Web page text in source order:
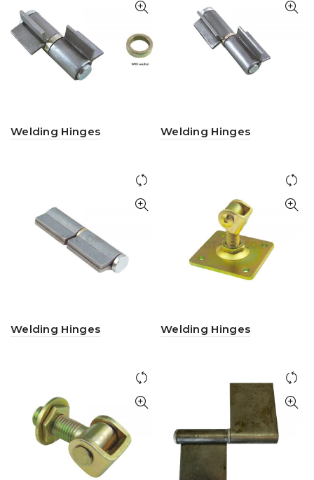
Welding Hinges Welding Hinges
Welding Hinges Welding Hinges